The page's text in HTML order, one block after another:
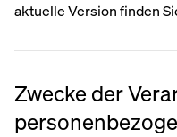
aktuelle Version finden
Zwecke der